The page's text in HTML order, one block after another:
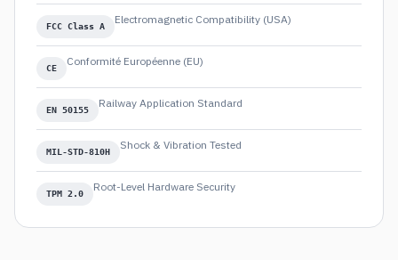
FCC Class A Electromagnetic Compatibility (USA)
CE Conformité Européenne (EU)
EN 50155 Railway Application Standard
MIL-STD-810H Shock & Vibration Tested
TPM 2.0 Root-Level Hardware Security